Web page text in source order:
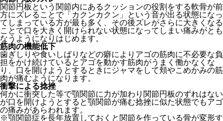
関節円板という関節内にあるクッションの役割をする軟骨が前
方にズレることで「カクンカクン」という音が出る状態になっ
てしまっている方が最も多く、その後ズレがさらに大きくなる
ことで口を大きく開けられない状態になってしまい痛みがとも
なうようになりはじめます。
筋肉の機能低下
歯ぎしりや食いしばりなどの癖によりアゴの筋肉に不必要な負
担をかけ続けているとアゴを動かす筋肉がうまく働かなくな
り、口を開けようとするときにジャマをして頬やこめかみの筋
肉が痛むようになります。
衝撃による捻挫
何かに衝突した等で顎関節に力が加わり関節円板のずれはない
が口を開けようとすると顎関節が痛む捻挫に似た状態でもアゴ
の痛みがあらわれます。
※顎関節症を長年放置しておくと関節を作っている骨が変形す